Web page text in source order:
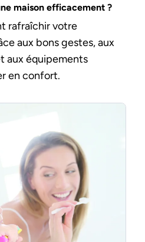
maison efficacement ?
rafraîchir votre
aux bons gestes, aux
aux équipements
en confort.